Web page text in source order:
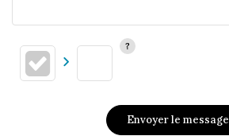
Envoyer le message